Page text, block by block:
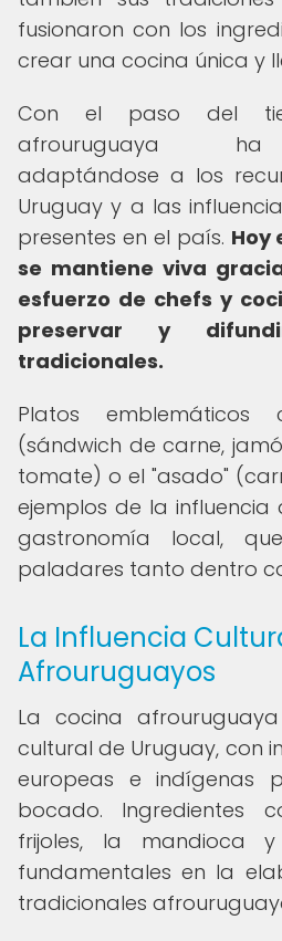
fusionaron con los
crear una cocina única y
Con el paso del
afrouruguaya ha
adaptándose a los
Uruguay y a las
presentes en el país. Hoy
se mantiene viva
esfuerzo de chefs y
preservar y
tradicionales.
Platos emblemáticos
(sándwich de carne,
tomate) o el "asado"
ejemplos de la
gastronomía local,
paladares tanto dentro
La Influencia
Afrouruguayos
La cocina
cultural de Uruguay, con
europeas e indígenas
bocado. Ingredientes
frijoles, la mandioca
fundamentales en la
tradicionales